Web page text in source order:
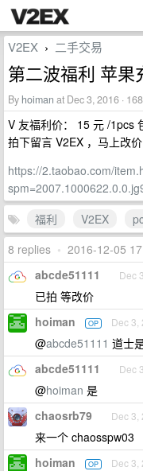
V2EX › 二手交易
第二波福利 苹果
By hoiman at Dec 3, 2016 ·
V 友福利价： 15 元 /1pcs
拍下留言 V2EX ，马上改价
https://2.taobao.com/
福利
V2EX
8 replies • 2016-12-05
abcde51111 Dec
已拍 等改价
hoiman OP Dec 3,
@abcde51111 道士
abcde51111 Dec
@hoiman 是
chaosrb79 Dec 3,
来一个 chaosspw03
hoiman OP Dec 3,